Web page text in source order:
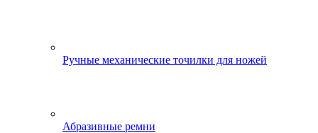
Ручные механические точилки для ножей
Абразивные ремни